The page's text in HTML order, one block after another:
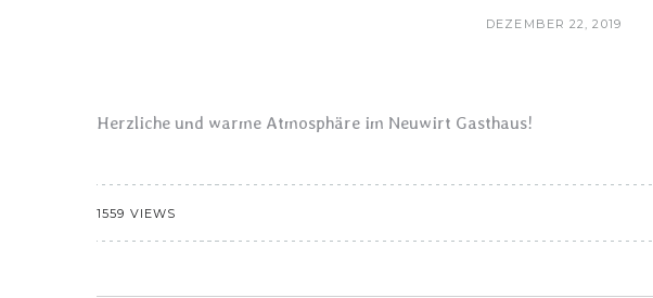
DEZEMBER 22, 2019
Herzliche und warme Atmosphäre im Neuwirt Gasthaus!
1559 VIEWS